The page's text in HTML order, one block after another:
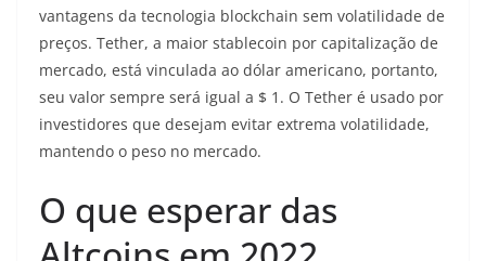
vantagens da tecnologia blockchain sem volatilidade de
preços. Tether, a maior stablecoin por capitalização de
mercado, está vinculada ao dólar americano, portanto,
seu valor sempre será igual a $ 1. O Tether é usado por
investidores que desejam evitar extrema volatilidade,
mantendo o peso no mercado.
O que esperar das